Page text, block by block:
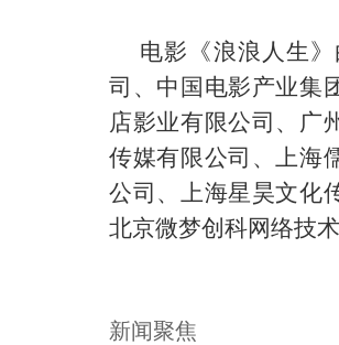
电影《浪浪人生
司、中国电影产业集
店影业有限公司、广
传媒有限公司、上海
公司、上海星昊文化
北京微梦创科网络技
新闻聚焦